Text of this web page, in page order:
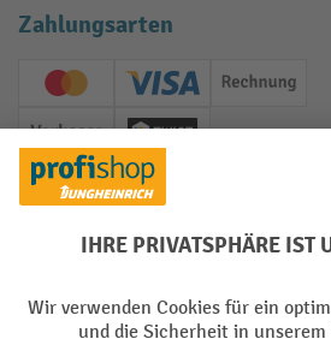
Zahlungsarten
Creditcard (Master)Creditcard (Visa)
Rechnung
Vorkasse Twint